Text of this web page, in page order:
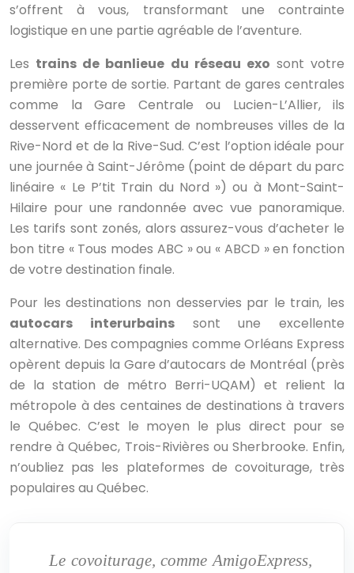
s’offrent à vous, transformant une contrainte
logistique en une partie agréable de l’aventure.
Les trains de banlieue du réseau exo sont votre
première porte de sortie. Partant de gares centrales
comme la Gare Centrale ou Lucien-L’Allier, ils
desservent efficacement de nombreuses villes de la
Rive-Nord et de la Rive-Sud. C’est l’option idéale pour
une journée à Saint-Jérôme (point de départ du parc
linéaire « Le P’tit Train du Nord ») ou à Mont-Saint-
Hilaire pour une randonnée avec vue panoramique.
Les tarifs sont zonés, alors assurez-vous d’acheter le
bon titre « Tous modes ABC » ou « ABCD » en fonction
de votre destination finale.
Pour les destinations non desservies par le train, les
autocars interurbainssont une excellente
alternative. Des compagnies comme Orléans Express
opèrent depuis la Gare d’autocars de Montréal (près
de la station de métro Berri-UQAM) et relient la
métropole à des centaines de destinations à travers
le Québec. C’est le moyen le plus direct pour se
rendre à Québec, Trois-Rivières ou Sherbrooke. Enfin,
n’oubliez pas les plateformes de covoiturage, très
populaires au Québec.
Le covoiturage, comme AmigoExpress,